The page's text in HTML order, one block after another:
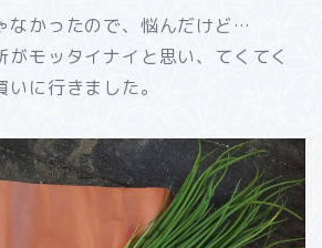
なかったので、悩んだけど…
がモッタイナイと思い、てくてく
に行きました。